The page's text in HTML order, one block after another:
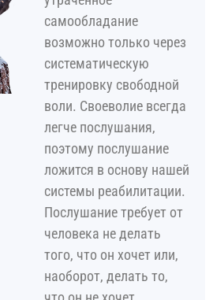
самообладание
возможно только через
систематическую
тренировку свободной
воли. Своеволие всегда
легче послушания,
поэтому послушание
ложится в основу нашей
системы реабилитации.
Послушание требует от
человека не делать
того, что он хочет или,
наоборот, делать то,